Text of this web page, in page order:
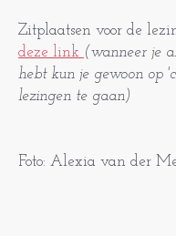
Zitplaatsen voor de
deze link (wanneer je
hebt kun je gewoon op
lezingen te gaan)
Foto: Alexia van der